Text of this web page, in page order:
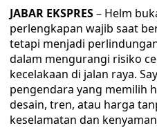
JABAR EKSPRES– Helm
perlengkapan wajib saat
tetapi menjadi
dalam mengurangi risiko
kecelakaan di jalan raya.
pengendara yang memilih
desain, tren, atau harga
keselamatan dan